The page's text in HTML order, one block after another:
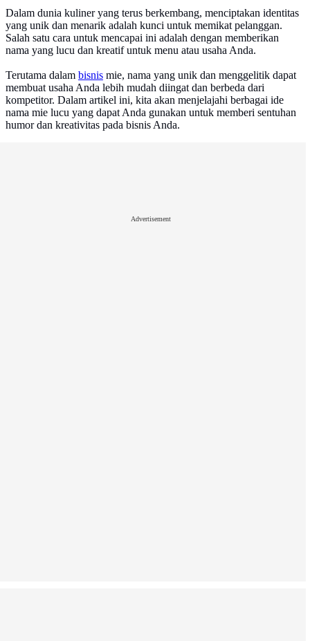
Dalam dunia kuliner yang terus berkembang, menciptakan identitas
yang unik dan menarik adalah kunci untuk memikat pelanggan.
Salah satu cara untuk mencapai ini adalah dengan memberikan
nama yang lucu dan kreatif untuk menu atau usaha Anda.
Terutama dalam bisnis mie, nama yang unik dan menggelitik dapat
membuat usaha Anda lebih mudah diingat dan berbeda dari
kompetitor. Dalam artikel ini, kita akan menjelajahi berbagai ide
nama mie lucu yang dapat Anda gunakan untuk memberi sentuhan
humor dan kreativitas pada bisnis Anda.
Advertisement